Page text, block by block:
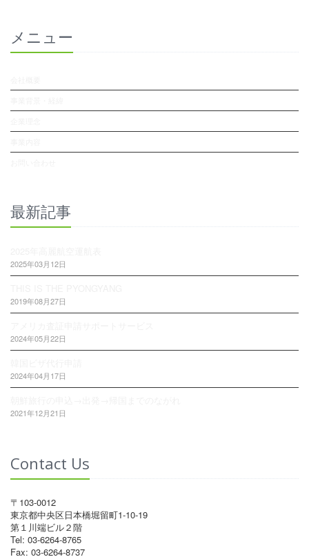
メニュー
最新記事
2025年03月12日
2019年08月27日
2024年05月22日
2024年04月17日
2021年12月21日
Contact Us
〒103-0012
東京都中央区日本橋堀留町1-10-19
第１川端ビル２階
Tel: 03-6264-8765
Fax: 03-6264-8737